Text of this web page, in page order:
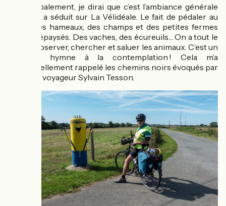
Plus globalement, je dirai que c’est l’ambiance générale
qui nous a séduit sur La Vélidéale. Le fait de pédaler au
milieu des hameaux, des champs et des petites fermes
nous a dépaysés. Des vaches, des écureuils… On a tout le
loisir d’observer, chercher et saluer les animaux. C’est un
véritable hymne à la contemplation ! Cela m’a
personnellement rappelé les chemins noirs évoqués par
l’écrivain voyageur Sylvain Tesson.